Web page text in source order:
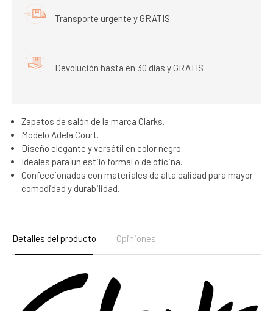
Transporte urgente y GRATIS.
Devolución hasta en 30 días y GRATIS
Zapatos de salón de la marca Clarks.
Modelo Adela Court.
Diseño elegante y versátil en color negro.
Ideales para un estilo formal o de oficina.
Confeccionados con materiales de alta calidad para mayor
comodidad y durabilidad.
Detalles del producto Opiniones